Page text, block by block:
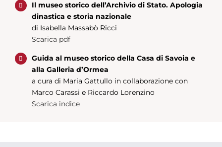
Il museo storico dell’Archivio di Stato. Apologia
dinastica e storia nazionale
di Isabella Massabò Ricci
Scarica pdf
Guida al museo storico della Casa di Savoia e
alla Galleria d’Ormea
a cura di Maria Gattullo in collaborazione con
Marco Carassi e Riccardo Lorenzino
Scarica indice